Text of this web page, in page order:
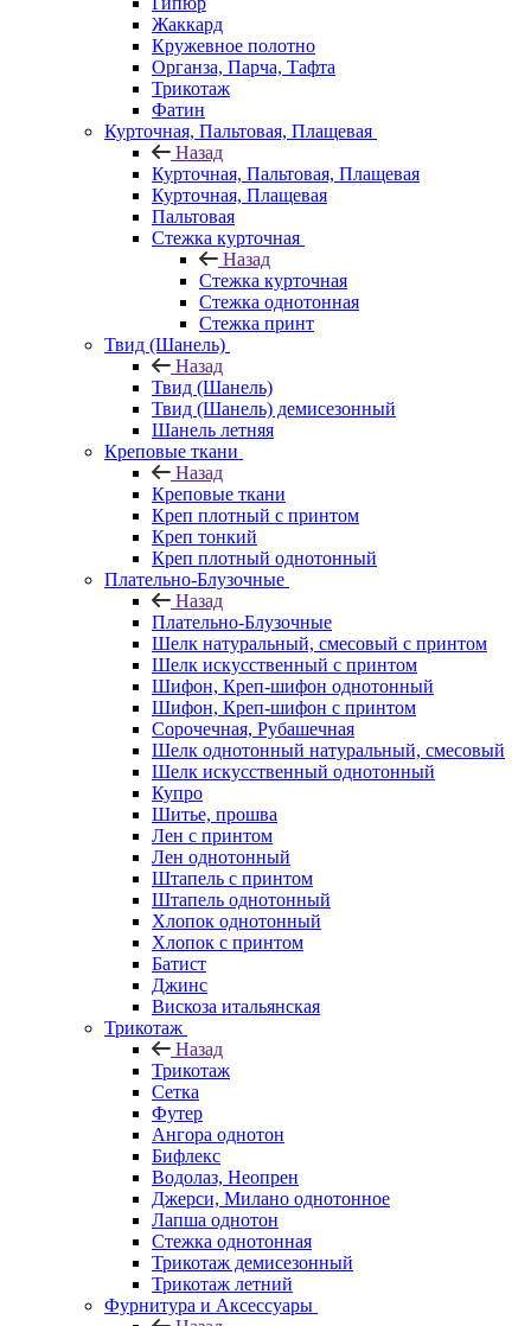
Жаккард
Кружевное полотно
Органза, Парча, Тафта
Трикотаж
Фатин
Курточная, Пальтовая, Плащевая
Назад
Курточная, Пальтовая, Плащевая
Курточная, Плащевая
Пальтовая
Стежка курточная
Назад
Стежка курточная
Стежка однотонная
Стежка принт
Твид (Шанель)
Назад
Твид (Шанель)
Твид (Шанель) демисезонный
Шанель летняя
Креповые ткани
Назад
Креповые ткани
Креп плотный с принтом
Креп тонкий
Креп плотный однотонный
Плательно-Блузочные
Назад
Плательно-Блузочные
Шелк натуральный, смесовый с принтом
Шелк искусственный с принтом
Шифон, Креп-шифон однотонный
Шифон, Креп-шифон с принтом
Сорочечная, Рубашечная
Шелк однотонный натуральный, смесовый
Шелк искусственный однотонный
Купро
Шитье, прошва
Лен с принтом
Лен однотонный
Штапель с принтом
Штапель однотонный
Хлопок однотонный
Хлопок с принтом
Батист
Джинс
Вискоза итальянская
Трикотаж
Назад
Трикотаж
Сетка
Футер
Ангора однотон
Бифлекс
Водолаз, Неопрен
Джерси, Милано однотонное
Лапша однотон
Стежка однотонная
Трикотаж демисезонный
Трикотаж летний
Фурнитура и Аксессуары